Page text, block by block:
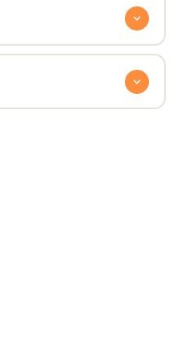
dárky nebo párové